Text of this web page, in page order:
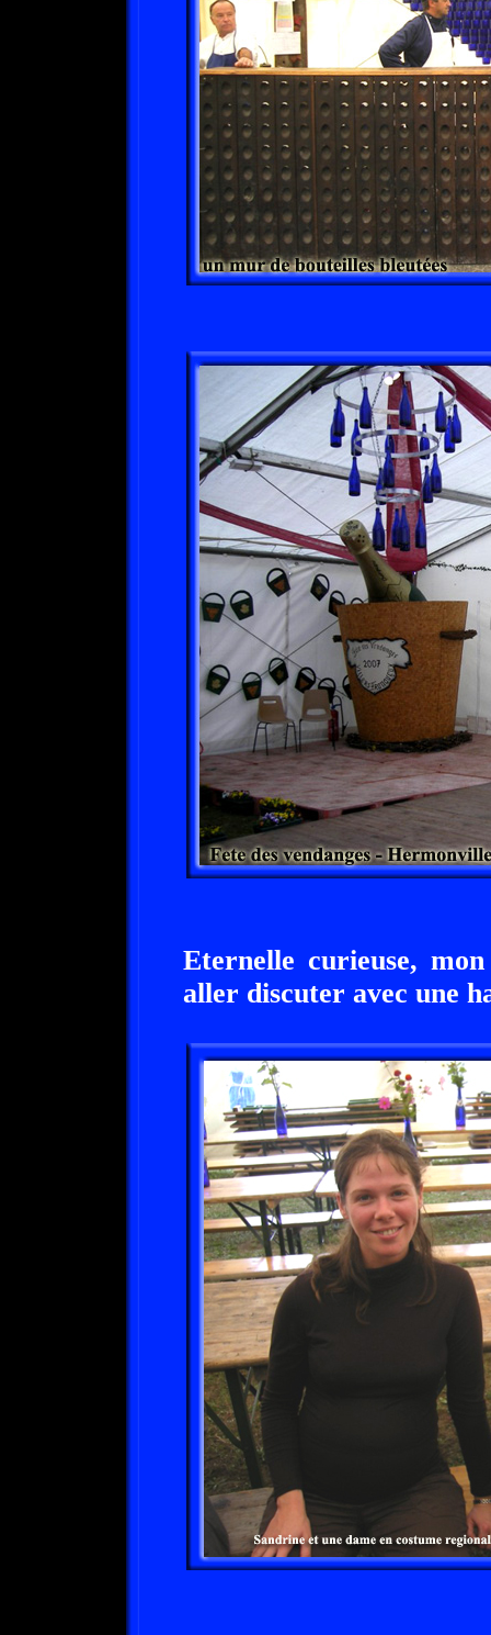
Eternelle curieuse,
aller discuter avec une